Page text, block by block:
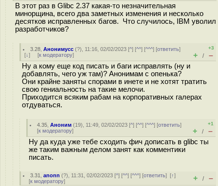
В этот раз в Glibc 2.37 какая-то незначительная
минорщина, всего два заметных изменения и несколько
десятков исправленных багов. Что случилось, IBM уволил
разработчиков?
3.28 ,Анонимусс (?), 11:16, 02/02/2023 [^] [^^] [^^^] [ответить]
[↓] [к модератору]
+3
+ / –
Ну а кому еще код писать и баги исправлять (ну и
добавлять, чего уж там)? Анонимам с опенька?
Они крайне заняты спорами в инете и не хотят тратить
свою гениальность на такие мелочи.
Приходится всяким рабам на корпоративных галерах
отдуваться.
4.35 ,Аноним (19), 11:49, 02/02/2023 [^] [^^] [^^^] [ответить]
[к модератору]
+1
+ / –
Ну да куда уже тебе сходить фич дописать в glibc ты
же таким важным делом занят как комментики
писать.
3.31 ,anonn (?), 11:31, 02/02/2023 [^] [^^] [^^^] [ответить][↑]
[к модератору] + / –